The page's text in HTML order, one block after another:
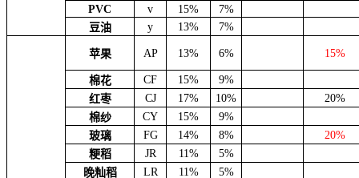
PVC
v 15%
7%
豆油
y 13% 7%
苹果 AP 13% 6% 15%
棉花 CF 15%
9%
红枣
CJ 17% 10%
20%
棉纱
CY 15%
9%
玻璃
FG 14% 8%
20%
粳稻
JR 11%
5%
晚籼稻
LR 11%
5%